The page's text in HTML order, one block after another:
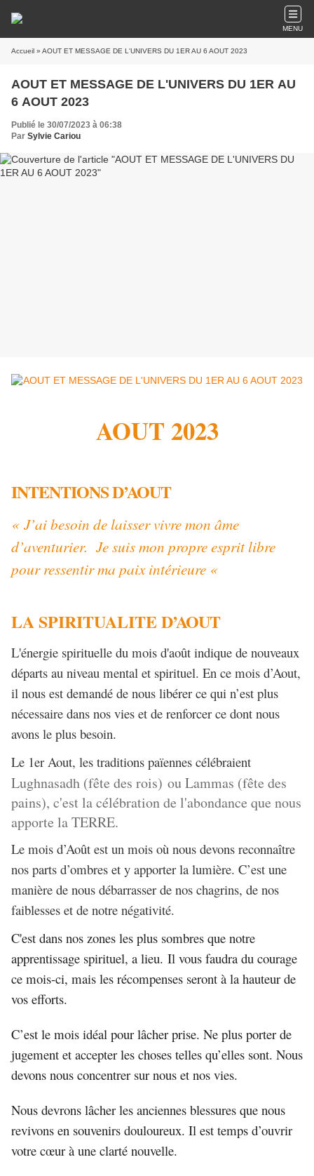
MENU
Accueil » AOUT ET MESSAGE DE L'UNIVERS DU 1ER AU 6 AOUT 2023
AOUT ET MESSAGE DE L'UNIVERS DU 1ER AU
6 AOUT 2023
Publié le 30/07/2023 à 06:38
Par Sylvie Cariou
AOUT 2023
INTENTIONS D’AOUT
« J’ai besoin de laisser vivre mon âme
d’aventurier. Je suis mon propre esprit libre
pour ressentir ma paix intérieure «
LA SPIRITUALITED’AOUT
L'énergie spirituelle du mois d'août indique de nouveaux
départs au niveau mental et spirituel. En ce mois d’Aout,
il nous est demandé de nous libérer ce qui n’est plus
nécessaire dans nos vies et de renforcer ce dont nous
avons le plus besoin.
Le 1er Aout, les traditions païennes célébraient
Lughnasadh (fête des rois) ou Lammas (fête des
pains), c'est la célébration de l'abondance que nous
apporte la TERRE.
Le mois d’Août est un mois où nous devons reconnaître
nos parts d’ombres et y apporter la lumière. C’est une
manière de nous débarrasser de nos chagrins, de nos
faiblesses et de notre négativité.
C'est dans nos zones les plus sombres que notre
apprentissage spirituel, a lieu. Il vous faudra du courage
ce mois-ci, mais les récompenses seront à la hauteur de
vos efforts.
C’est le mois idéal pour lâcher prise. Ne plus porter de
jugement et accepter les choses telles qu’elles sont. Nous
devons nous concentrer sur nous et nos vies.
Nous devrons lâcher les anciennes blessures que nous
revivons en souvenirs douloureux. Il est temps d’ouvrir
votre cœur à une clarté nouvelle.